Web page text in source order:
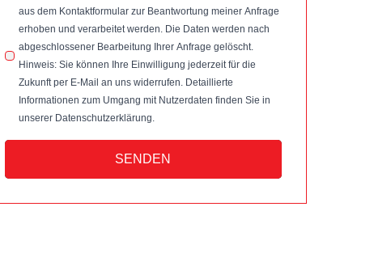
aus dem Kontaktformular zur Beantwortung meiner Anfrage
erhoben und verarbeitet werden. Die Daten werden nach
abgeschlossener Bearbeitung Ihrer Anfrage gelöscht.
Hinweis: Sie können Ihre Einwilligung jederzeit für die
Zukunft per E-Mail an uns widerrufen. Detaillierte
Informationen zum Umgang mit Nutzerdaten finden Sie in
unserer Datenschutzerklärung.
SENDEN